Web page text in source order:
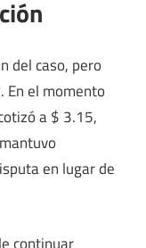
del caso, pero
En el momento
a $ 3.15,
en lugar de
continuar